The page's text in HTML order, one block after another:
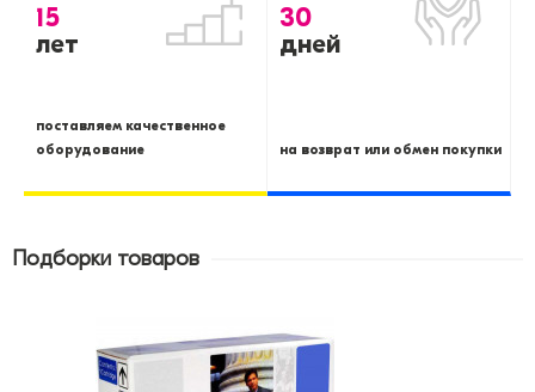
15
лет
поставляем качественное
оборудование
30
дней
на возврат или обмен покупки
Подборки товаров